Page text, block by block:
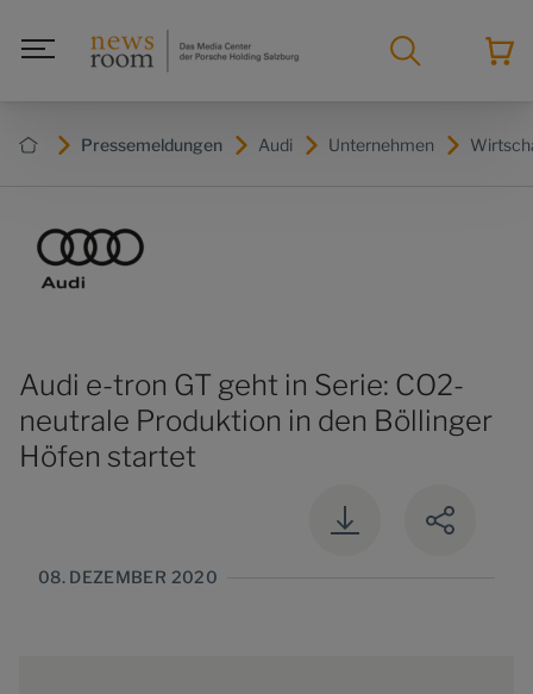
Pressemeldungen Audi Unternehmen
Audi e-tron GT geht in Serie: CO2-
neutrale Produktion in den Böllinger
Höfen startet
08. DEZEMBER 2020